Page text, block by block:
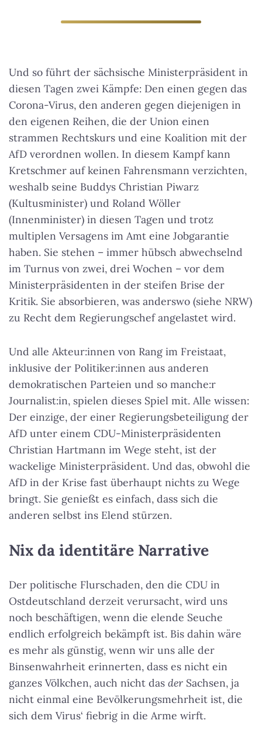
Und so führt der sächsische Ministerpräsident in
diesen Tagen zwei Kämpfe: Den einen gegen das
Corona-Virus, den anderen gegen diejenigen in
den eigenen Reihen, die der Union einen
strammen Rechtskurs und eine Koalition mit der
AfD verordnen wollen. In diesem Kampf kann
Kretschmer auf keinen Fahrensmann verzichten,
weshalb seine Buddys Christian Piwarz
(Kultusminister) und Roland Wöller
(Innenminister) in diesen Tagen und trotz
multiplen Versagens im Amt eine Jobgarantie
haben. Sie stehen – immer hübsch abwechselnd
im Turnus von zwei, drei Wochen – vor dem
Ministerpräsidenten in der steifen Brise der
Kritik. Sie absorbieren, was anderswo (siehe NRW)
zu Recht dem Regierungschef angelastet wird.
Und alle Akteur:innen von Rang im Freistaat,
inklusive der Politiker:innen aus anderen
demokratischen Parteien und so manche:r
Journalist:in, spielen dieses Spiel mit. Alle wissen:
Der einzige, der einer Regierungsbeteiligung der
AfD unter einem CDU-Ministerpräsidenten
Christian Hartmann im Wege steht, ist der
wackelige Ministerpräsident. Und das, obwohl die
AfD in der Krise fast überhaupt nichts zu Wege
bringt. Sie genießt es einfach, dass sich die
anderen selbst ins Elend stürzen.
Nix da identitäre Narrative
Der politische Flurschaden, den die CDU in
Ostdeutschland derzeit verursacht, wird uns
noch beschäftigen, wenn die elende Seuche
endlich erfolgreich bekämpft ist. Bis dahin wäre
es mehr als günstig, wenn wir uns alle der
Binsenwahrheit erinnerten, dass es nicht ein
ganzes Völkchen, auch nicht das der Sachsen, ja
nicht einmal eine Bevölkerungsmehrheit ist, die
sich dem Virus‘ fiebrig in die Arme wirft.